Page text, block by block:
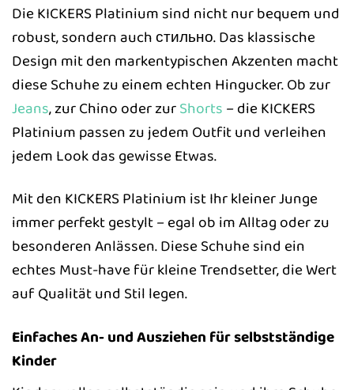
Die KICKERS Platinium sind nicht nur bequem und
robust, sondern auch стильно. Das klassische
Design mit den markentypischen Akzenten macht
diese Schuhe zu einem echten Hingucker. Ob zur
Jeans, zur Chino oder zurShorts – die KICKERS
Platinium passen zu jedem Outfit und verleihen
jedem Look das gewisse Etwas.
Mit den KICKERS Platinium ist Ihr kleiner Junge
immer perfekt gestylt – egal ob im Alltag oder zu
besonderen Anlässen. Diese Schuhe sind ein
echtes Must-have für kleine Trendsetter, die Wert
auf Qualität und Stil legen.
Einfaches An- und Ausziehen für selbstständige
Kinder